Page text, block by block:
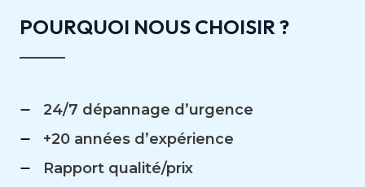
POURQUOI NOUS CHOISIR ?
24/7 dépannage d’urgence
+20 années d’expérience
Rapport qualité/prix